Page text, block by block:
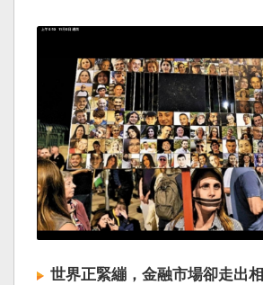
世界正緊繃，金融市場卻走出